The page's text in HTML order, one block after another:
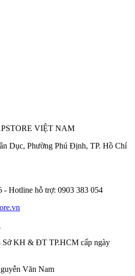
VIỆT NAM
Dục, Phường Phú Định, TP. Hồ Chí
- Hotline hỗ trợ: 0903 383 054
Sở KH & ĐT TP.HCM cấp ngày
Văn Nam